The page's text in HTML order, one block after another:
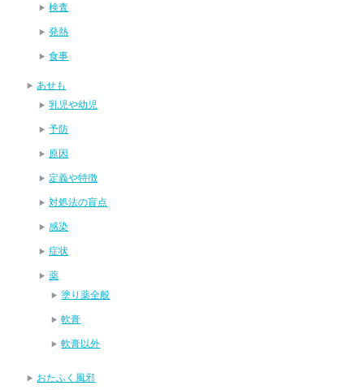
検査
発熱
食事
あせも
乳児や幼児
予防
原因
定義や特徴
対処法の盲点
感染
症状
薬
塗り薬全般
軟膏
軟膏以外
おたふく風邪